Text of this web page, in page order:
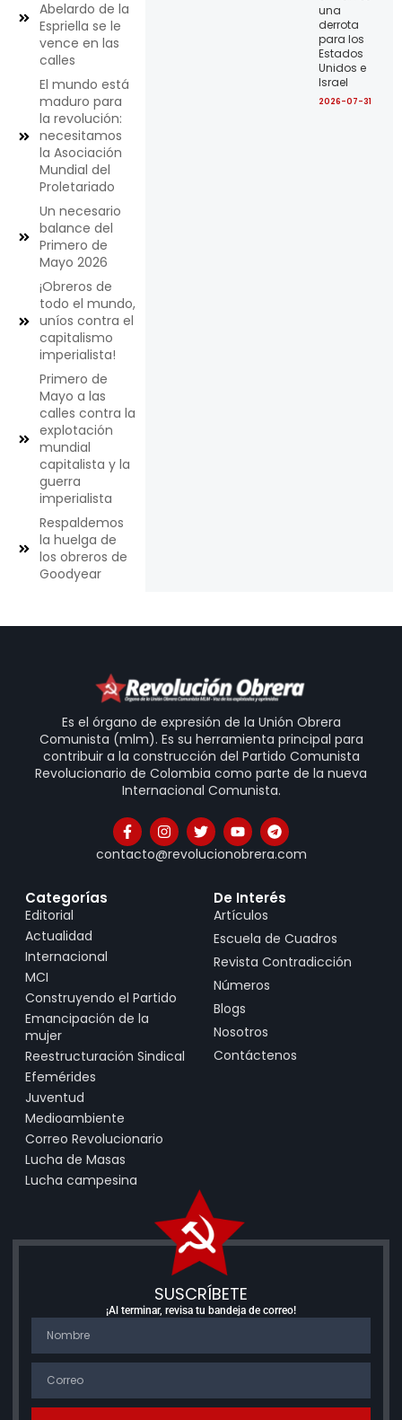
Abelardo de la
Espriella se le
vence en las
calles
El mundo está
maduro para
la revolución:
necesitamos
la Asociación
Mundial del
Proletariado
Un necesario
balance del
Primero de
Mayo 2026
¡Obreros de
todo el mundo,
uníos contra el
capitalismo
imperialista!
Primero de
Mayo a las
calles contra la
explotación
mundial
capitalista y la
guerra
imperialista
Respaldemos
la huelga de
los obreros de
Goodyear
una
derrota
para los
Estados
Unidos e
Israel
2026-07-31
Es el órgano de expresión de la Unión Obrera
Comunista (mlm). Es su herramienta principal para
contribuir a la construcción del Partido Comunista
Revolucionario de Colombia como parte de la nueva
Internacional Comunista.
contacto@revolucionobrera.com
Categorías
Editorial
Actualidad
Internacional
MCI
Construyendo el Partido
Emancipación de la
mujer
Reestructuración Sindical
Efemérides
Juventud
Medioambiente
Correo Revolucionario
Lucha de Masas
Lucha campesina
De Interés
Artículos
Escuela de Cuadros
Revista Contradicción
Números
Blogs
Nosotros
Contáctenos
SUSCRÍBETE
¡Al terminar, revisa tu bandeja de correo!